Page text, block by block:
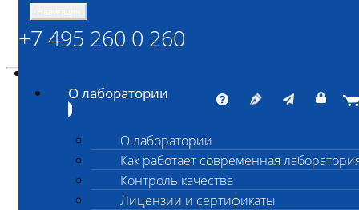
ШАНС БИО
Независимая ветеринарная лаборатория
+7 495 260 0 260
О лаборатории
О лаборатории
Как работает современная
Контроль качества
Лицензии и сертификаты